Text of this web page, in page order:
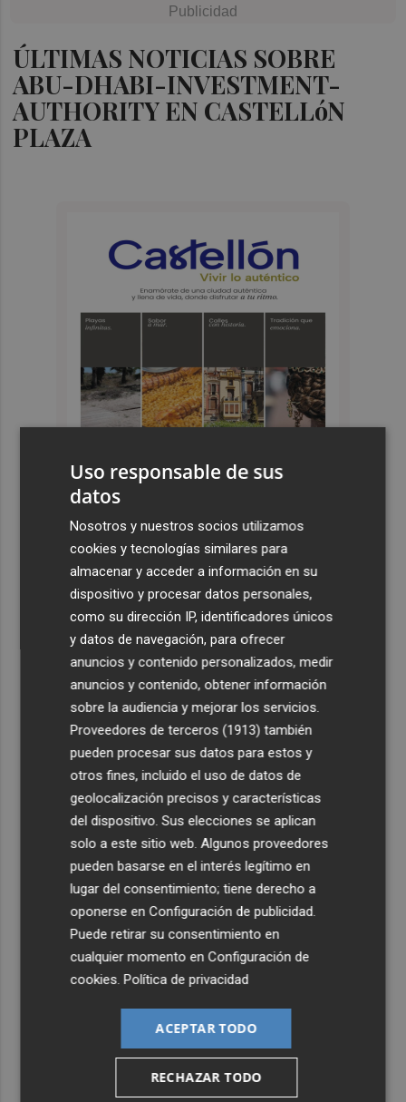
ÚLTIMAS NOTICIAS SOBRE
ABU-DHABI-INVESTMENT-
AUTHORITY EN CASTELLóN
PLAZA
Últimas Noticias
El cantaor Rafa del Calli emociona y se lleva el trofeo
más emblemático del flamenco, la Lámpara Minera del
Cante de las Minas
El Castell de l'Olla de Altea 2026, en imágenes
El Villarreal pone el broche de oro a la pretemporada
con una victoria contra el Galatasaray
Kiat Lim preside por primera vez un partido en Mestalla
El once del Valencia CF para el último Trofeu Taronja de
Mestalla
Uso responsable de sus
datos
Nosotros y nuestros socios utilizamos
cookies y tecnologías similares para
almacenar y acceder a información en su
dispositivo y procesar datos personales,
como su dirección IP, identificadores únicos
y datos de navegación, para ofrecer
anuncios y contenido personalizados, medir
anuncios y contenido, obtener información
sobre la audiencia y mejorar los servicios.
Proveedores de terceros (1913) también
pueden procesar sus datos para estos y
otros fines, incluido el uso de datos de
geolocalización precisos y características
del dispositivo. Sus elecciones se aplican
solo a este sitio web. Algunos proveedores
pueden basarse en el interés legítimo en
lugar del consentimiento; tiene derecho a
oponerse enConfiguración de publicidad
Puede retirar su consentimiento en
cualquier momento enConfiguración de
cookies .Política de privacidad
ACEPTAR TODO
RECHAZAR TODO